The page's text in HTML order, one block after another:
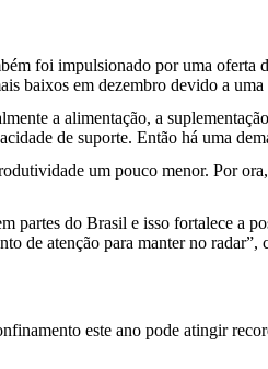
foi impulsionado por uma
baixos em dezembro devido a
a alimentação, a
de suporte. Então há uma
um pouco menor. Por
partes do Brasil e isso fortalece a
de atenção para manter no radar”,
este ano pode atingir